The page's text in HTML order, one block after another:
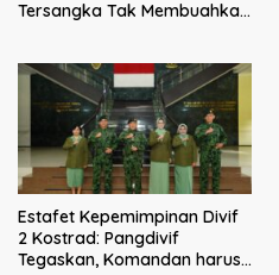
Tersangka Tak Membuahkan
Estafet Kepemimpinan Divif
2 Kostrad: Pangdivif
Tegaskan, Komandan harus